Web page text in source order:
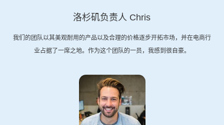
洛杉矶负责人 Chris
我们的团队以其美观耐用的产品以及合理的价格逐步开拓市场，并在电商行
业占据了一席之地。作为这个团队的一员，我感到很自豪。